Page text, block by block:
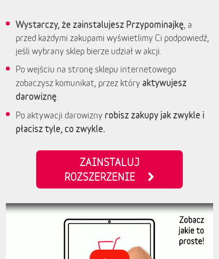
Wystarczy, że zainstalujesz Przypominajkę, a
przed każdymi zakupami wyświetlimy Ci podpowiedź,
jeśli wybrany sklep bierze udział w akcji.
Po wejściu na stronę sklepu internetowego
zobaczysz komunikat, przez który aktywujesz
darowiznę
Po aktywacji darowizny robisz zakupy jak zwykle i
płacisz tyle, co zwykle.
ZAINSTALUJ
ROZSZERZENIE